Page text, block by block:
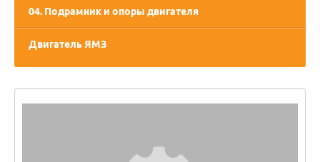
04. Подрамник и опоры двигателя
Двигатель ЯМЗ